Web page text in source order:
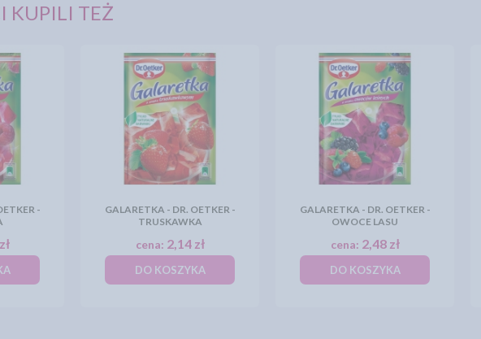
KUPILI TEŻ
-
GALARETKA - DR. OETKER -
TRUSKAWKA
cena: 2,14 zł
DO KOSZYKA
GALARETKA - DR. OETKER -
OWOCE LASU
cena: 2,48 zł
DO KOSZYKA